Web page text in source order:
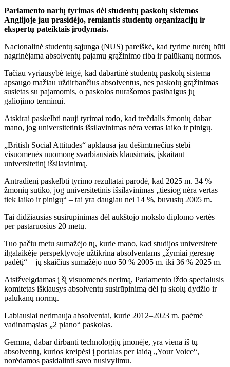
Parlamento narių tyrimas dėl studentų paskolų sistemos
Anglijoje jau prasidėjo, remiantis studentų organizacijų ir
ekspertų pateiktais įrodymais.
Nacionalinė studentų sąjunga (NUS) pareiškė, kad tyrime turėtų būti
nagrinėjama absolventų pajamų grąžinimo riba ir palūkanų normos.
Tačiau vyriausybė teigė, kad dabartinė studentų paskolų sistema
apsaugo mažiau uždirbančius absolventus, nes paskolų grąžinimas
susietas su pajamomis, o paskolos nurašomos pasibaigus jų
galiojimo terminui.
Atskirai paskelbti nauji tyrimai rodo, kad trečdalis žmonių dabar
mano, jog universitetinis išsilavinimas nėra vertas laiko ir pinigų.
„British Social Attitudes“ apklausa jau dešimtmečius stebi
visuomenės nuomonę svarbiausiais klausimais, įskaitant
universitetinį išsilavinimą.
Antradienį paskelbti tyrimo rezultatai parodė, kad 2025 m. 34 %
žmonių sutiko, jog universitetinis išsilavinimas „tiesiog nėra vertas
tiek laiko ir pinigų“ – tai yra daugiau nei 14 %, buvusių 2005 m.
Tai didžiausias susirūpinimas dėl aukštojo mokslo diplomo vertės
per pastaruosius 20 metų.
Tuo pačiu metu sumažėjo tų, kurie mano, kad studijos universitete
ilgalaikėje perspektyvoje užtikrina absolventams „žymiai geresnę
padėtį“ – jų skaičius sumažėjo nuo 50 % 2005 m. iki 36 % 2025 m.
Atsižvelgdamas į šį visuomenės nerimą, Parlamento iždo specialusis
komitetas išklausys absolventų susirūpinimą dėl jų skolų dydžio ir
palūkanų normų.
Labiausiai nerimauja absolventai, kurie 2012–2023 m. paėmė
vadinamąsias „2 plano“ paskolas.
Gemma, dabar dirbanti technologijų įmonėje, yra viena iš tų
absolventų, kurios kreipėsi į portalas per laidą „Your Voice“,
norėdamos pasidalinti savo nusivylimu.